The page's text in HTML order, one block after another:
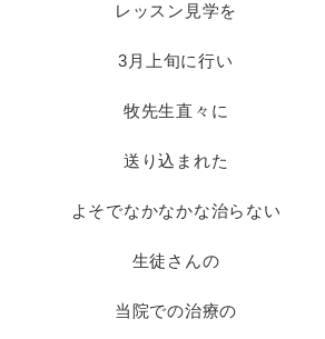
レッスン見学を
3月上旬に行い
牧先生直々に
送り込まれた
よそでなかなかな治らない
生徒さんの
当院での治療の